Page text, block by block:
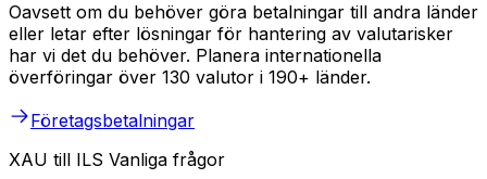
Oavsett om du behöver göra betalningar till andra länder
eller letar efter lösningar för hantering av valutarisker
har vi det du behöver. Planera internationella
överföringar över 130 valutor i 190+ länder.
Företagsbetalningar
XAU till ILS Vanliga frågor